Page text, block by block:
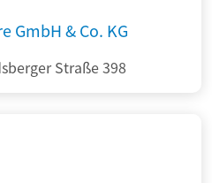
GmbH & Co. KG
Straße 398